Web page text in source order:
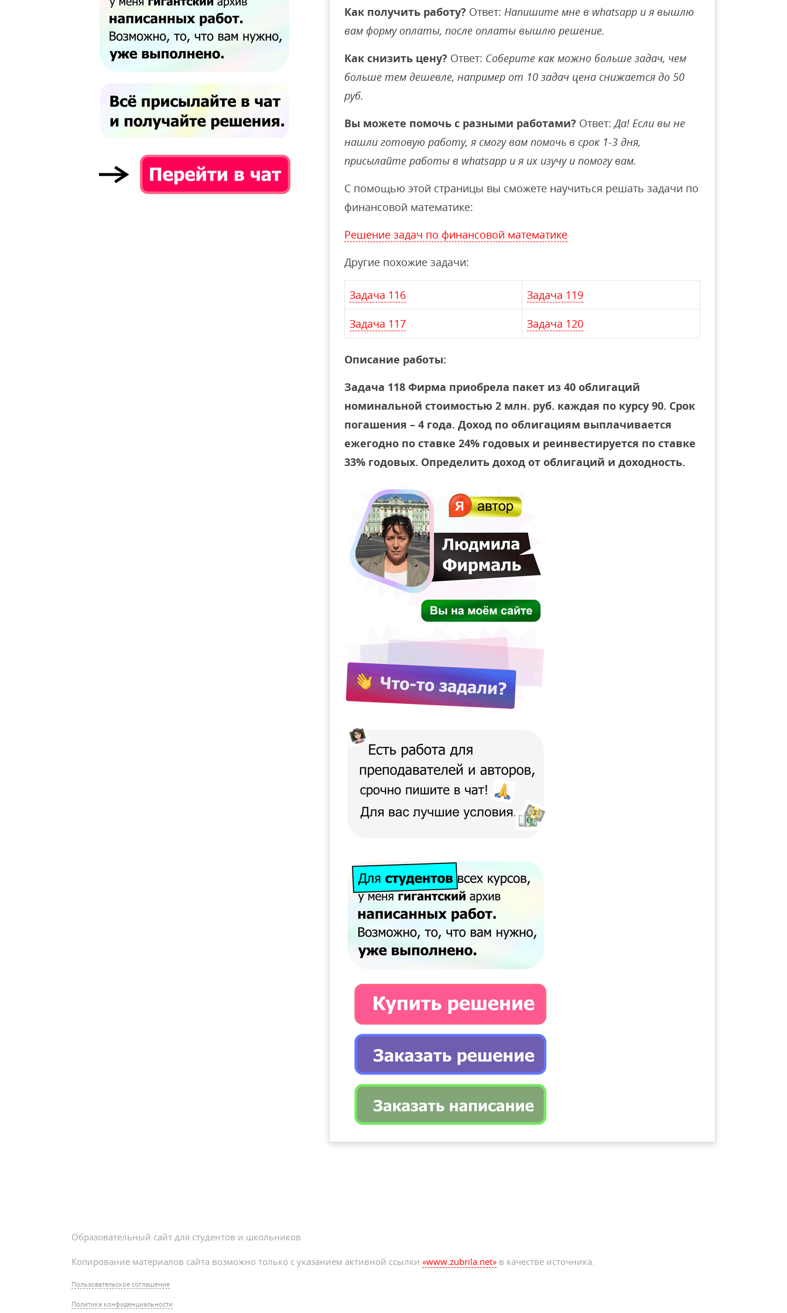
Как получить работу? Ответ: Напишите мне в whatsapp и я вышлю
вам форму оплаты, после оплаты вышлю решение.
Как снизить цену? Ответ: Соберите как можно больше задач, чем
больше тем дешевле, например от 10 задач цена снижается до 50
руб.
Вы можете помочь с разными работами? Ответ:Да! Если вы не
нашли готовую работу, я смогу вам помочь в срок 1-3 дня,
присылайте работы в whatsapp и я их изучу и помогу вам.
С помощью этой страницы вы сможете научиться решать задачи по
финансовой математике:
Решение задач по финансовой математике
Другие похожие задачи:
Задача 116 Задача 119
Задача 117 Задача 120
Описание работы:
Задача 118 Фирма приобрела пакет из 40 облигаций
номинальной стоимостью 2 млн. руб. каждая по курсу 90. Срок
погашения – 4 года. Доход по облигациям выплачивается
ежегодно по ставке 24% годовых и реинвестируется по ставке
33% годовых. Определить доход от облигаций и доходность.
Образовательный сайт для студентов и школьников
Копирование материалов сайта возможно только с указанием активной ссылки «www.zubrila.net» в качестве источника.
Пользовательское соглашение
Политика конфиденциальности